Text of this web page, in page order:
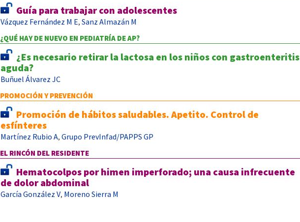
Guía para trabajar con adolescentes
Vázquez Fernández M E, Sanz Almazán M
¿QUÉ HAY DE NUEVO EN PEDIATRÍA DE AP?
¿Es necesario retirar la lactosa en los niños con gastroenteritis
aguda?
Buñuel Álvarez JC
PROMOCIÓN Y PREVENCIÓN
Promoción de hábitos saludables. Apetito. Control de
esfínteres
Martínez Rubio A, Grupo PrevInfad/PAPPS GP
EL RINCÓN DEL RESIDENTE
Hematocolpos por himen imperforado; una causa infrecuente
de dolor abdominal
García González V, Moreno Sierra M